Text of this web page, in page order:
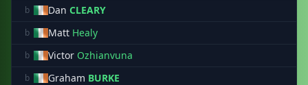
b Dan CLEARY
b Matt Healy
b Victor Ozhianvuna
b Graham BURKE